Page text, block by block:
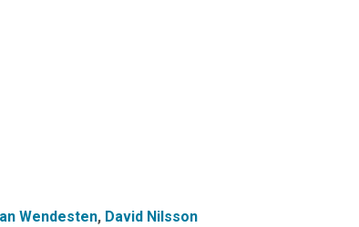
Wendesten, David Nilsson